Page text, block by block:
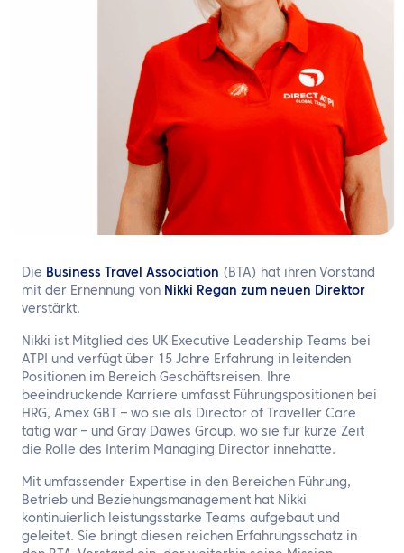
Kontaktieren Sie uns
Die Business Travel Association (BTA) hat ihren Vorstand
mit der Ernennung von Nikki Regan zum neuen Direktor
verstärkt.
Nikki ist Mitglied des UK Executive Leadership Teams bei
ATPI und verfügt über 15 Jahre Erfahrung in leitenden
Positionen im Bereich Geschäftsreisen. Ihre
beeindruckende Karriere umfasst Führungspositionen bei
HRG, Amex GBT – wo sie als Director of Traveller Care
tätig war – und Gray Dawes Group, wo sie für kurze Zeit
die Rolle des Interim Managing Director innehatte.
Mit umfassender Expertise in den Bereichen Führung,
Betrieb und Beziehungsmanagement hat Nikki
kontinuierlich leistungsstarke Teams aufgebaut und
geleitet. Sie bringt diesen reichen Erfahrungsschatz in